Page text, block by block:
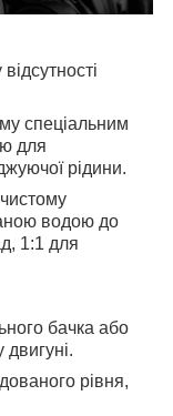
спеціальним
для
рідини.
водою до
1:1 для
бачка або
рівня,